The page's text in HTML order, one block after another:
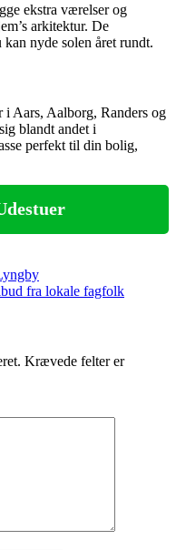
ekstra værelser og
arkitektur. De
kan nyde solen året rundt.
Aars, Aalborg, Randers og
blandt andet i
perfekt til din bolig,
fra lokale fagfolk
Krævede felter er